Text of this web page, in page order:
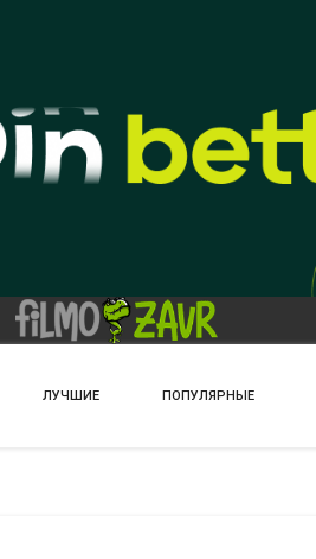
ЛУЧШИЕ ПОПУЛЯРНЫЕ